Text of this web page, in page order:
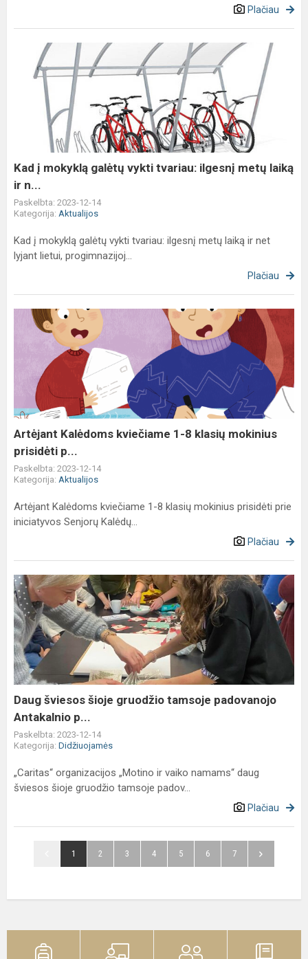
Plačiau
mokyklą
metų
laiką
ir
n...
Kad į mokyklą galėtų vykti tvariau: ilgesnį metų laiką
ir n...
Paskelbta: 2023-12-14
Kategorija: Aktualijos
Kad į mokyklą galėtų vykti tvariau: ilgesnį metų laiką ir net
lyjant lietui, progimnazijoj...
Plačiau
Artėjant
Kalėdoms
kviečiame
klasių
mokinius
prisidėti
p...
Artėjant Kalėdoms kviečiame 1-8 klasių mokinius
prisidėti p...
Paskelbta: 2023-12-14
Kategorija: Aktualijos
Artėjant Kalėdoms kviečiame 1-8 klasių mokinius prisidėti prie
iniciatyvos Senjorų Kalėdų...
Plačiau
Daug
šviesos
šioje
gruodžio
tamsoje
padovanojo
Antakalnio
p...
Daug šviesos šioje gruodžio tamsoje padovanojo
Antakalnio p...
Paskelbta: 2023-12-14
Kategorija: Didžiuojamės
„Caritas“ organizacijos „Motino ir vaiko namams“ daug
šviesos šioje gruodžio tamsoje padov...
Plačiau
1 2 3 4 5 6 7